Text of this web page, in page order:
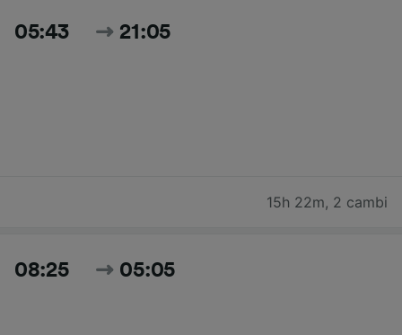
05:43 21:05
15h 22m, 2 cambi
08:25 05:05